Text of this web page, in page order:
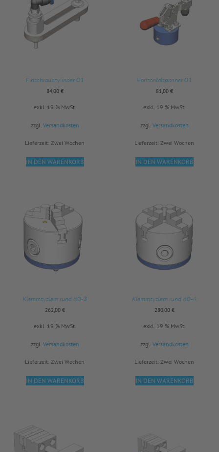
Einschraubzylinder 01
84,00 €
exkl. 19 % MwSt.
zzgl. Versandkosten
Lieferzeit: Zwei Wochen
IN DEN WARENKORB
Horizontalspanner 01
81,00 €
exkl. 19 % MwSt.
zzgl. Versandkosten
Lieferzeit: Zwei Wochen
IN DEN WARENKORB
Klemmsystem rund 80-3
262,00 €
exkl. 19 % MwSt.
zzgl. Versandkosten
Lieferzeit: Zwei Wochen
IN DEN WARENKORB
Klemmsystem rund 80-4
280,00 €
exkl. 19 % MwSt.
zzgl. Versandkosten
Lieferzeit: Zwei Wochen
IN DEN WARENKORB